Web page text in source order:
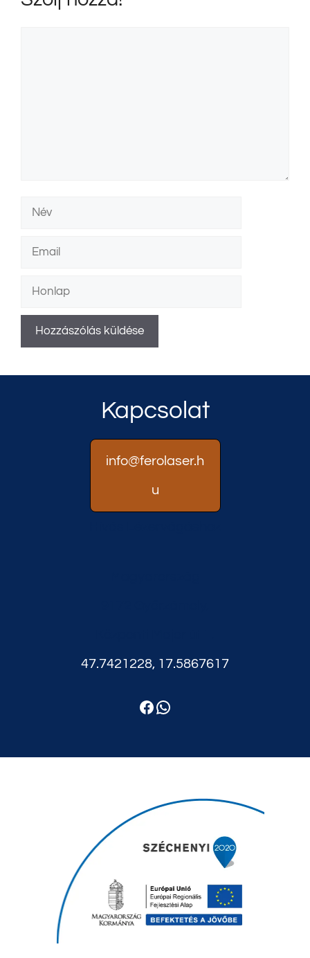
Név
Email
Honlap
Kapcsolat
info@ferolaser.h
u
47.7421228, 17.5867617
Facebook WhatsApp